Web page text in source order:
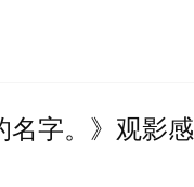
名字。》观影感